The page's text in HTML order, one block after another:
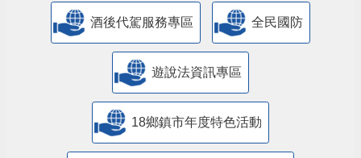
酒後代駕服務專區 全民國防
遊說法資訊專區
18鄉鎮市年度特色活動